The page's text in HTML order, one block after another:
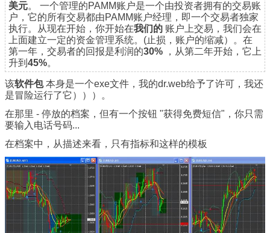
美元。 一个管理的PAMM账户是一个由投资者拥有的交易账
户，它的所有交易都由PAMM账户经理，即一个交易者独家
执行。从现在开始，你开始在我们的 账户上交易，我们会在
上面建立一定的资金管理系统。(止损，账户的缩减）。在
第一年，交易者的回报是利润的30%
，从第二年开始，它上
升到 45%。
该软件包本身是一个exe文件，我的dr.web给予了许可，我还
是冒险运行了它）））。
在那里 - 停放的档案，但有一个按钮 "获得免费短信"，你只需
要输入电话号码...
在档案中，从描述来看，只有指标和这样的模板